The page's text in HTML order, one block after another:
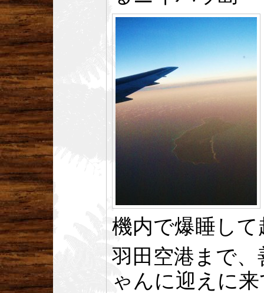
機内で爆睡し
羽田空港まで
ゃんに迎えに